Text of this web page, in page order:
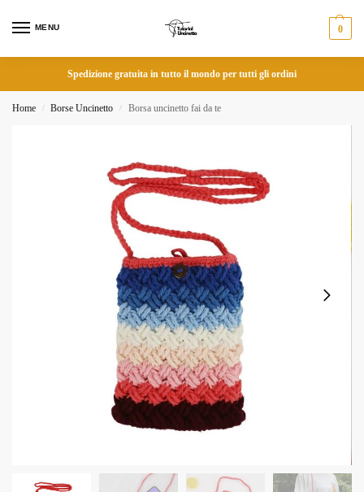
MENU 0
Spedizione gratuita in tutto il mondo per tutti gli ordini
Home / Borse Uncinetto / Borsa uncinetto fai da te